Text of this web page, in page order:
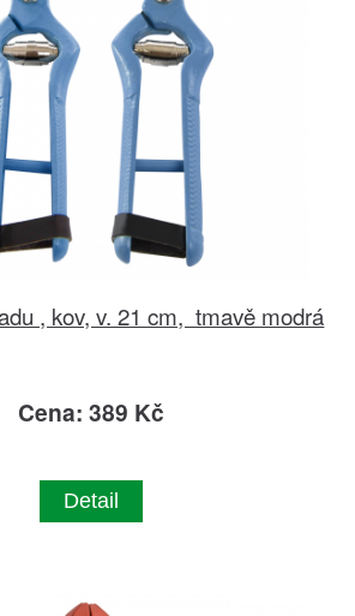
, kov, v. 21 cm, tmavě modrá
Cena: 389 Kč
Detail